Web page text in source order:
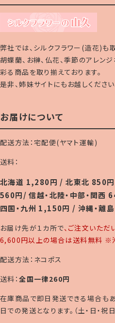
弊社では、シルクフラワー(造花)も取
胡蝶蘭、お榊、仏花、季節のアレン
彩る商品を取り揃えております。
是非、姉妹サイトにもお越しください
お届けについて
配送方法：宅配便(ヤマト運輸)
送料：
北海道 1,280円 / 北東北 850
560円/ 信越・北陸・中部・関
四国・九州 1,150円 / 沖縄・離
お届け先が１カ所で、ご注文いた
6,600円以上の場合は送料無料 ※
配送方法：ネコポス
送料：全国一律260円
在庫商品で即日発送できる場合も
日での発送となります。（土・日・祝